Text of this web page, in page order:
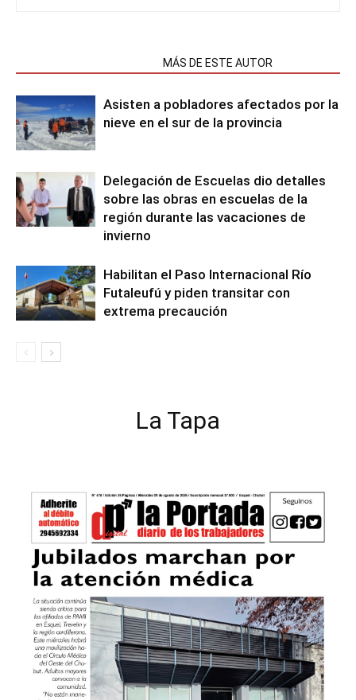
MÁS DE ESTE AUTOR
Asisten a pobladores afectados por la
nieve en el sur de la provincia
Delegación de Escuelas dio detalles
sobre las obras en escuelas de la
región durante las vacaciones de
invierno
Habilitan el Paso Internacional Río
Futaleufú y piden transitar con
extrema precaución
La Tapa